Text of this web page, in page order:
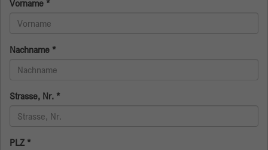
Vorname *
Nachname *
Strasse, Nr. *
PLZ *
Anbieter